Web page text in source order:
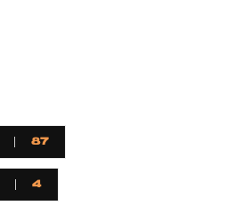
87
4